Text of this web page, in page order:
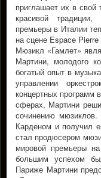
приглашает их в
красивой
премьеры в Италии
на сцене Espace Pierre
Мюзикл «Гамлет»
Мартини, молодого
богатый опыт в
управлении
концертных программ
сферах, Мартини
сочинению мюзиклов.
Карденом и получил
стал продюсером
мировой премьеры
большим успехом
Париже Мартини